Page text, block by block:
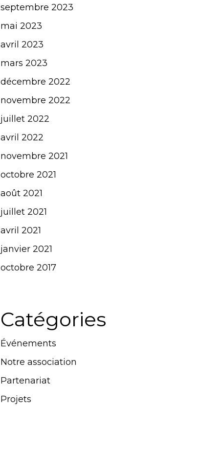
septembre 2023
mai 2023
avril 2023
mars 2023
décembre 2022
novembre 2022
juillet 2022
avril 2022
novembre 2021
octobre 2021
août 2021
juillet 2021
avril 2021
janvier 2021
octobre 2017
Catégories
Événements
Notre association
Partenariat
Projets